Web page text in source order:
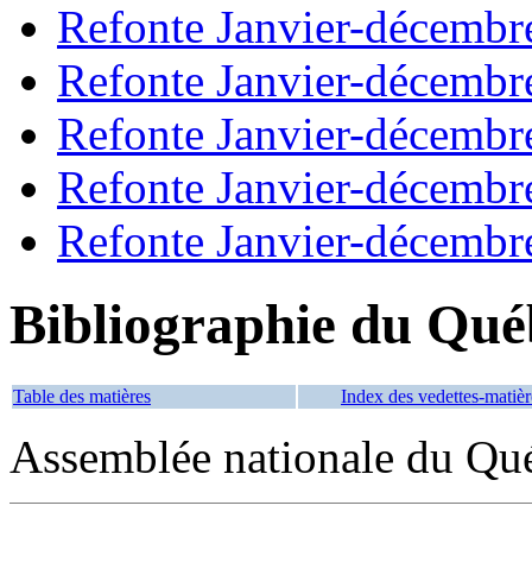
Refonte Janvier-
Refonte Janvier-
Refonte Janvier-
Refonte Janvier-
Refonte Janvier-
Bibliographie du
Table des matières Index des vedettes-
Assemblée nationale du